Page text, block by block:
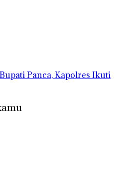
Panca, Kapolres Ikuti